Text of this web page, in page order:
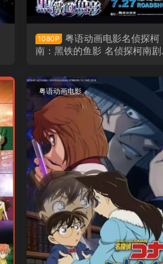
1080P
粤语动画电影名侦探柯
南：黑铁的鱼影 名侦探柯南
粤语动画电影